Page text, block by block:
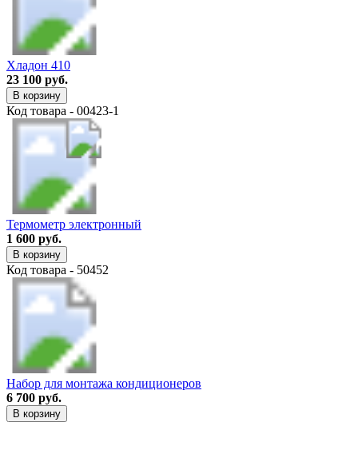
Хладон 410
23 100 руб.
В корзину
Код товара - 00423-1
Термометр электронный
1 600 руб.
В корзину
Код товара - 50452
Набор для монтажа кондиционеров
6 700 руб.
В корзину